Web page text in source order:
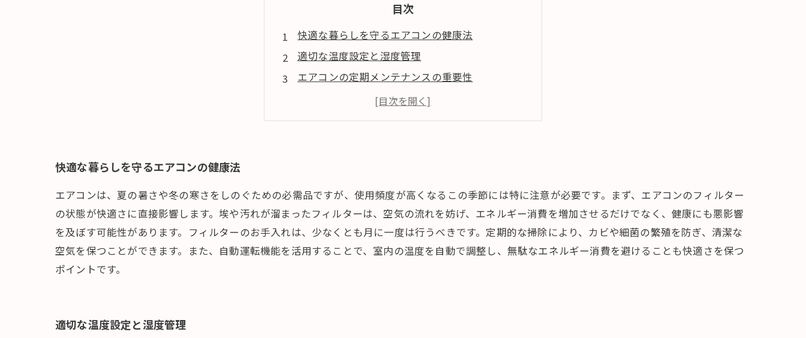
目次
快適な暮らしを守るエアコンの健康法
適切な温度設定と湿度管理
エアコンの定期メンテナンスの重要性
快適な室内環境を作るための工夫
快適な暮らしを守るエアコンの健康法
エアコンは、夏の暑さや冬の寒さをしのぐための必需品ですが、使用頻度が高くなるこの季節には特に注意が必要です。まず、エアコンのフィルター
の状態が快適さに直接影響します。埃や汚れが溜まったフィルターは、空気の流れを妨げ、エネルギー消費を増加させるだけでなく、健康にも悪影響
を及ぼす可能性があります。フィルターのお手入れは、少なくとも月に一度は行うべきです。定期的な掃除により、カビや細菌の繁殖を防ぎ、清潔な
空気を保つことができます。また、自動運転機能を活用することで、室内の温度を自動で調整し、無駄なエネルギー消費を避けることも快適さを保つ
ポイントです。
適切な温度設定と湿度管理